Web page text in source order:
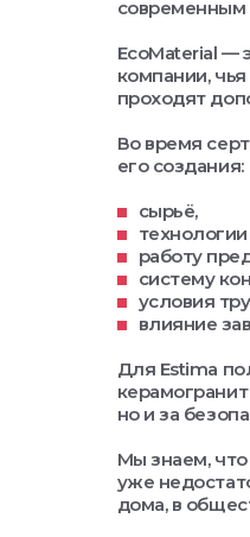
современным
EcoMaterial —
компании,
проходят
Во время
его создания:
сырьё,
работу
систему
условия
влияние
Для Estima
но и за
Мы знаем,
уже
дома, в